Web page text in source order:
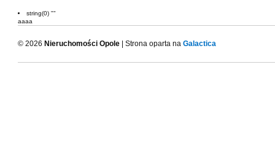
string(0) ""
aaaa
© 2026 Nieruchomości Opole | Strona oparta na Galactica